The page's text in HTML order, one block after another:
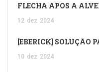
FLECHA APÓS A
12 dez 2024
[EBERICK] SOLUÇÃO
10 dez 2024